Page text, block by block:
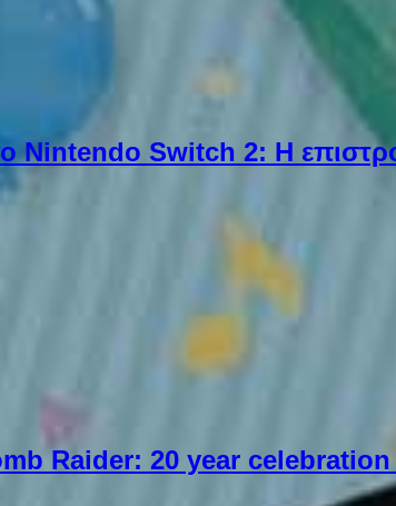
Nintendo Switch 2: Η
Raider: 20 year